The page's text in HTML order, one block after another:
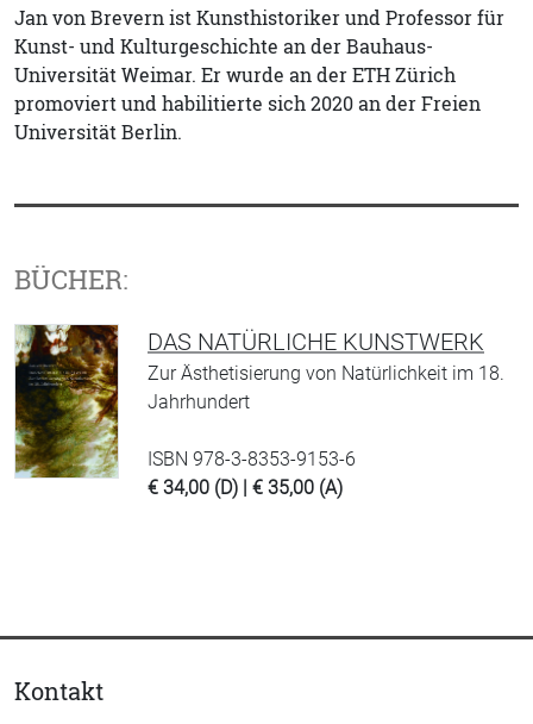
Jan von Brevern ist Kunsthistoriker und Professor für
Kunst- und Kulturgeschichte an der Bauhaus-
Universität Weimar. Er wurde an der ETH Zürich
promoviert und habilitierte sich 2020 an der Freien
Universität Berlin.
BÜCHER:
DAS NATÜRLICHE KUNSTWERK
Zur Ästhetisierung von Natürlichkeit im 18.
Jahrhundert
ISBN 978-3-8353-9153-6
€ 34,00 (D) | € 35,00 (A)
Kontakt